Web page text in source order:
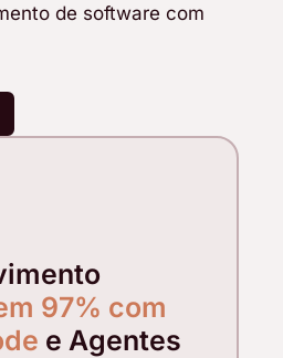
de software com
97% com
e Agentes